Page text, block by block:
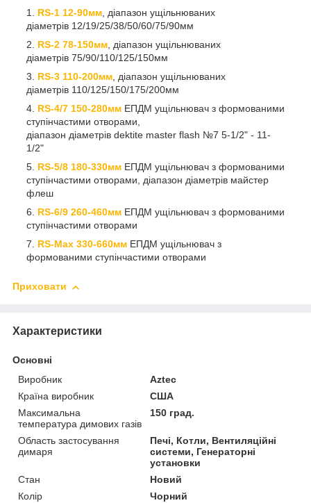
RS-1 12-90мм, діапазон ущільнюваних
діаметрів 12/19/25/38/50/60/75/90мм
RS-2 78-150мм, діапазон ущільнюваних
діаметрів 75/90/110/125/150мм
RS-3 110-200мм, діапазон ущільнюваних
діаметрів 110/125/150/175/200мм
RS-4/7 150-280мм ЕПДМ ущільнювач з формованими
ступінчастими отворами,
діапазон діаметрів dektite master flash №7 5-1/2" - 11-
1/2"
RS-5/8 180-330мм ЕПДМ ущільнювач з формованими
ступінчастими отворами, діапазон діаметрів майстер
флеш
RS-6/9 260-460мм ЕПДМ ущільнювач з формованими
ступінчастими отворами
RS-Max 330-660мм ЕПДМ ущільнювач з
формованими ступінчастими отворами
Приховати
Характеристики
Основні
Виробник
Aztec
Країна виробник
США
Максимальна
температура димових газів
150 град.
Область застосування
димаря
Печі, Котли, Вентиляційні
системи, Генераторні
установки
Стан
Новий
Колір
Чорний